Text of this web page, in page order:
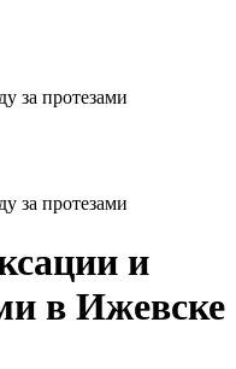
за протезами
за протезами
и
в Ижевске